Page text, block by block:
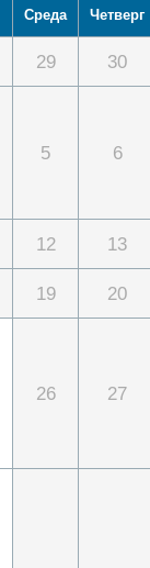
Среда Четверг
29 30
5 6
12 13
19 20
26 27